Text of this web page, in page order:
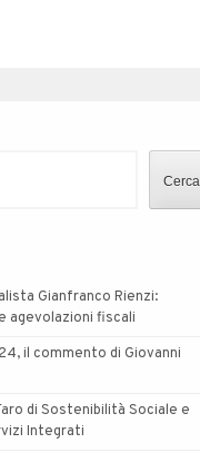
Cerca
Gianfranco Rienzi:
agevolazioni fiscali
il commento di Giovanni
di Sostenibilità Sociale e
Integrati